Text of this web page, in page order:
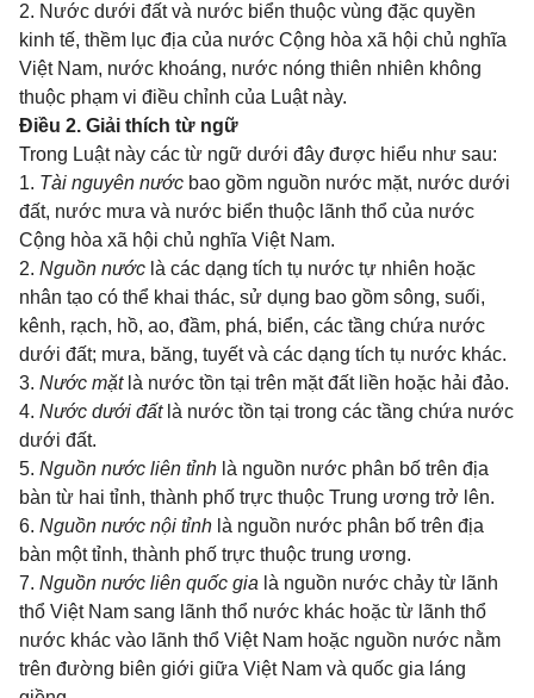
2. Nước dưới đất và nước biển thuộc vùng đặc quyền
kinh tế, thềm lục địa của nước Cộng hòa xã hội chủ nghĩa
Việt Nam, nước khoáng, nước nóng thiên nhiên không
thuộc phạm vi điều chỉnh của Luật này.
Điều 2. Giải thích từ ngữ
Trong Luật này các từ ngữ dưới đây được hiểu như sau:
1. Tài nguyên nước bao gồm nguồn nước mặt, nước dưới
đất, nước mưa và nước biển thuộc lãnh thổ của nước
Cộng hòa xã hội chủ nghĩa Việt Nam.
2. Nguồn nước là các dạng tích tụ nước tự nhiên hoặc
nhân tạo có thể khai thác, sử dụng bao gồm sông, suối,
kênh, rạch, hồ, ao, đầm, phá, biển, các tầng chứa nước
dưới đất; mưa, băng, tuyết và các dạng tích tụ nước khác.
3. Nước mặtlà nước tồn tại trên mặt đất liền hoặc hải đảo.
4. Nước dưới đấtlà nước tồn tại trong các tầng chứa nước
dưới đất.
5. Nguồn nước liên tỉnh là nguồn nước phân bố trên địa
bàn từ hai tỉnh, thành phố trực thuộc Trung ương trở lên.
6. Nguồn nước nội tỉnh là nguồn nước phân bố trên địa
bàn một tỉnh, thành phố trực thuộc trung ương.
7. Nguồn nước liên quốc gia là nguồn nước chảy từ lãnh
thổ Việt Nam sang lãnh thổ nước khác hoặc từ lãnh thổ
nước khác vào lãnh thổ Việt Nam hoặc nguồn nước nằm
trên đường biên giới giữa Việt Nam và quốc gia láng